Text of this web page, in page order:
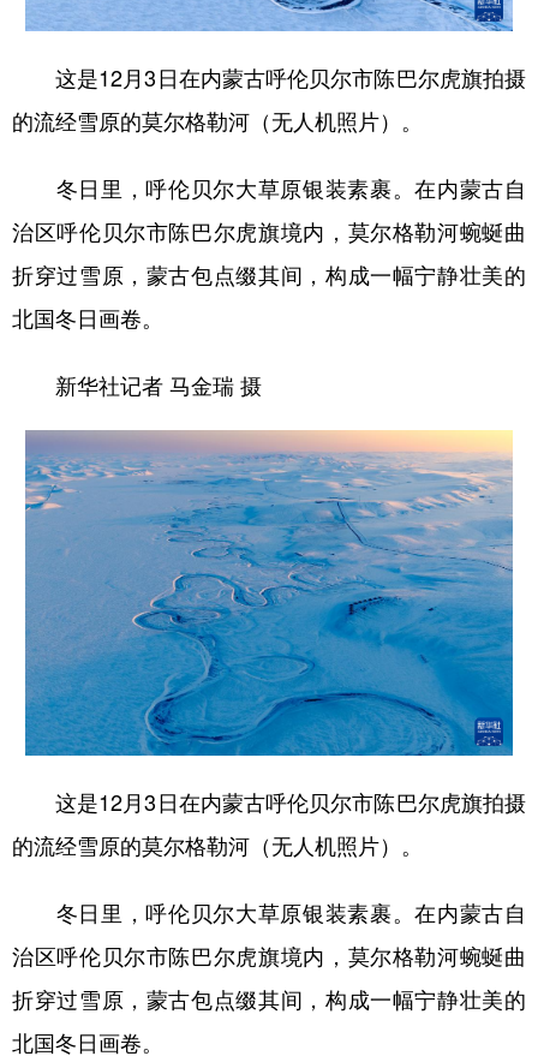
这是12月3日在内蒙古呼伦贝尔市陈巴尔虎旗拍摄
的流经雪原的莫尔格勒河（无人机照片）。
冬日里，呼伦贝尔大草原银装素裹。在内蒙古自
治区呼伦贝尔市陈巴尔虎旗境内，莫尔格勒河蜿蜒曲
折穿过雪原，蒙古包点缀其间，构成一幅宁静壮美的
北国冬日画卷。
新华社记者 马金瑞 摄
这是12月3日在内蒙古呼伦贝尔市陈巴尔虎旗拍摄
的流经雪原的莫尔格勒河（无人机照片）。
冬日里，呼伦贝尔大草原银装素裹。在内蒙古自
治区呼伦贝尔市陈巴尔虎旗境内，莫尔格勒河蜿蜒曲
折穿过雪原，蒙古包点缀其间，构成一幅宁静壮美的
北国冬日画卷。